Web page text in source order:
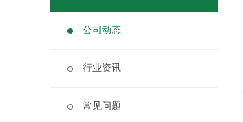
公司动态
行业资讯
常见问题